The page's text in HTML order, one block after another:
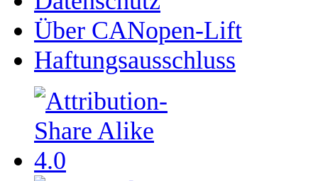
Über CANopen-Lift
Haftungsausschluss